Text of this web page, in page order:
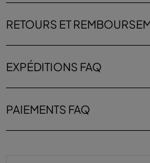
RETOURS ET
EXPÉDITIONS FAQ
PAIEMENTS FAQ